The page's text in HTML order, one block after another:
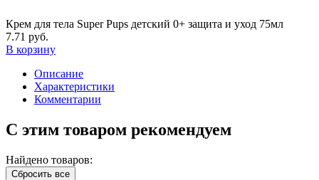
Крем для тела Super Pups детский 0+ защита и уход 75мл
7.71 руб.
В корзину
Описание
Характеристики
Комментарии
С этим товаром рекомендуем
Найдено товаров:
Сбросить все